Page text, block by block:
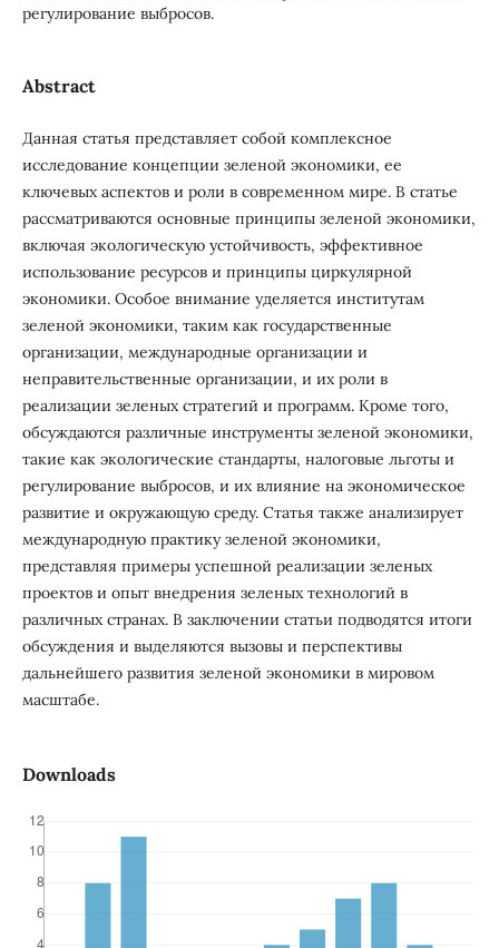
регулирование выбросов.
Abstract
Данная статья представляет собой комплексное
исследование концепции зеленой экономики, ее
ключевых аспектов и роли в современном мире. В статье
рассматриваются основные принципы зеленой экономики,
включая экологическую устойчивость, эффективное
использование ресурсов и принципы циркулярной
экономики. Особое внимание уделяется институтам
зеленой экономики, таким как государственные
организации, международные организации и
неправительственные организации, и их роли в
реализации зеленых стратегий и программ. Кроме того,
обсуждаются различные инструменты зеленой экономики,
такие как экологические стандарты, налоговые льготы и
регулирование выбросов, и их влияние на экономическое
развитие и окружающую среду. Статья также анализирует
международную практику зеленой экономики,
представляя примеры успешной реализации зеленых
проектов и опыт внедрения зеленых технологий в
различных странах. В заключении статьи подводятся итоги
обсуждения и выделяются вызовы и перспективы
дальнейшего развития зеленой экономики в мировом
масштабе.
Downloads